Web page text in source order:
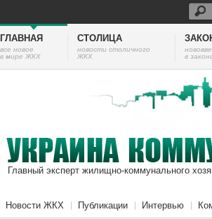
ГЛАВНАЯ
все новое
в мире ЖКХ
СТОЛИЦА
новости столичного
ЖКХ
в
Главный эксперт жилищно-коммунального
Новости ЖКХ Публикации Интервью